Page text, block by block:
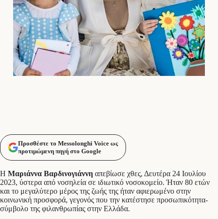
Προσθέστε το Messolonghi Voice ως
προτιμώμενη πηγή στο Google
Η Μαριάννα Βαρδινογιάννη απεβίωσε χθες, Δευτέρα 24 Ιουλίου
2023, ύστερα από νοσηλεία σε ιδιωτικό νοσοκομείο. Ήταν 80 ετών
και το μεγαλύτερο μέρος της ζωής της ήταν αφιερωμένο στην
κοινωνική προσφορά, γεγονός που την κατέστησε προσωπικότητα-
σύμβολο της φιλανθρωπίας στην Ελλάδα.